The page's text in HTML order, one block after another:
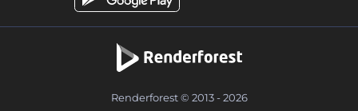
Renderforest © 2013 - 2026